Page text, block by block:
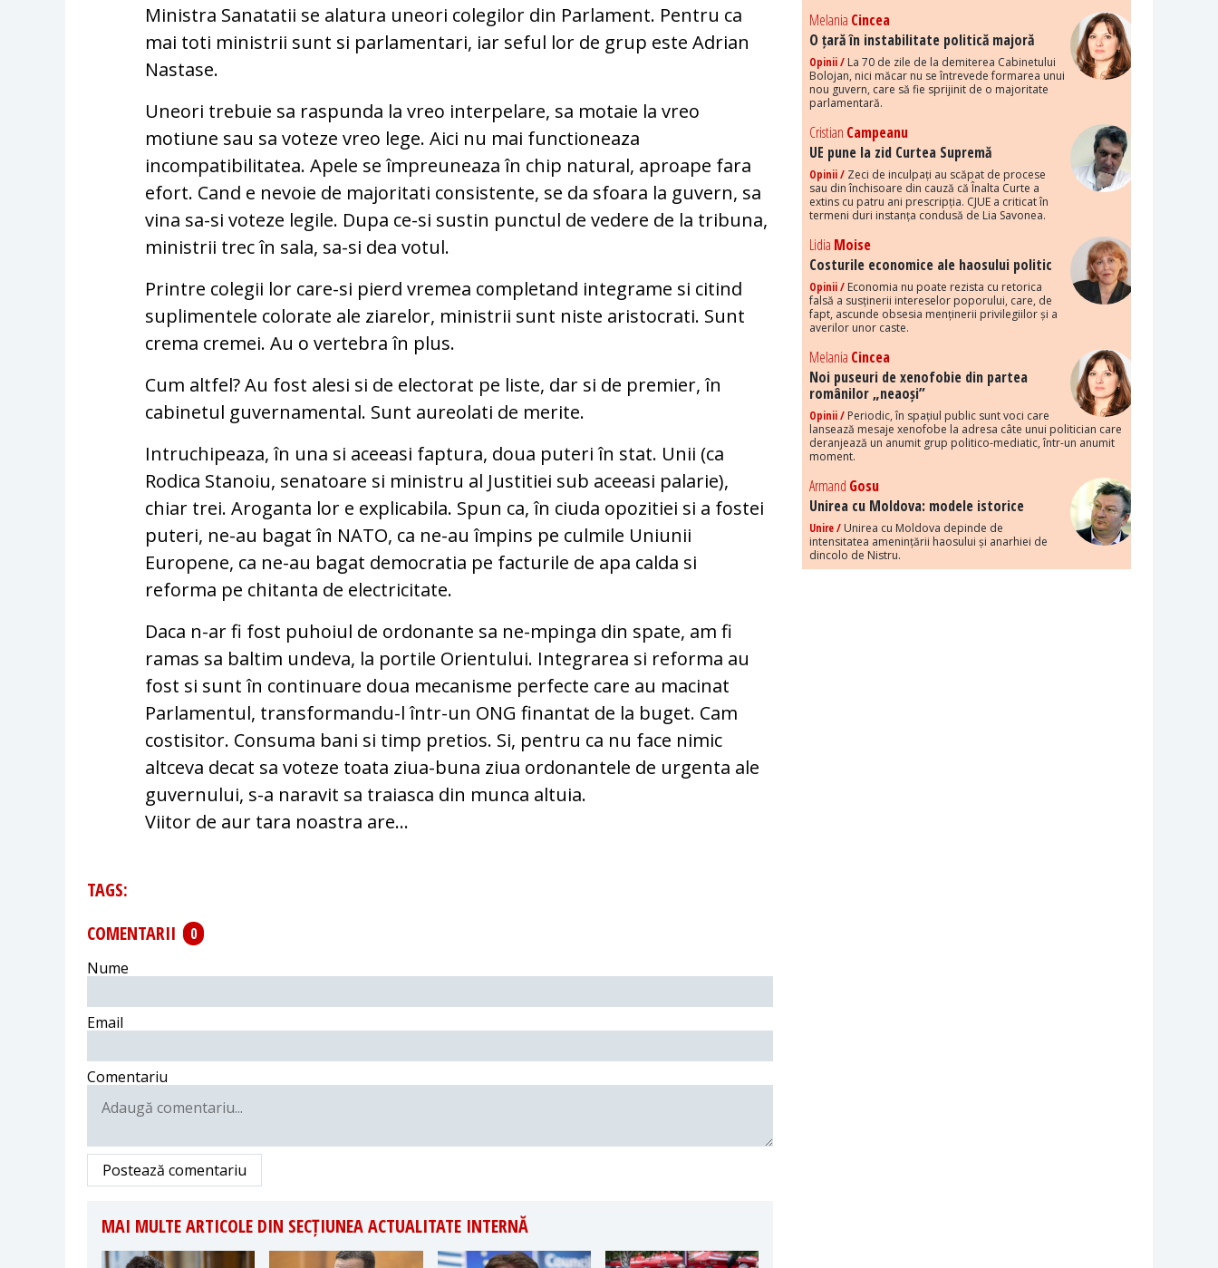
Ministra Sanatatii se alatura uneori colegilor din Parlament. Pentru ca
mai toti ministrii sunt si parlamentari, iar seful lor de grup este Adrian
Nastase.
Uneori trebuie sa raspunda la vreo interpelare, sa motaie la vreo
motiune sau sa voteze vreo lege. Aici nu mai functioneaza
incompatibilitatea. Apele se împreuneaza în chip natural, aproape fara
efort. Cand e nevoie de majoritati consistente, se da sfoara la guvern, sa
vina sa-si voteze legile. Dupa ce-si sustin punctul de vedere de la tribuna,
ministrii trec în sala, sa-si dea votul.
Printre colegii lor care-si pierd vremea completand integrame si citind
suplimentele colorate ale ziarelor, ministrii sunt niste aristocrati. Sunt
crema cremei. Au o vertebra în plus.
Cum altfel? Au fost alesi si de electorat pe liste, dar si de premier, în
cabinetul guvernamental. Sunt aureolati de merite.
Intruchipeaza, în una si aceeasi faptura, doua puteri în stat. Unii (ca
Rodica Stanoiu, senatoare si ministru al Justitiei sub aceeasi palarie),
chiar trei. Aroganta lor e explicabila. Spun ca, în ciuda opozitiei si a fostei
puteri, ne-au bagat în NATO, ca ne-au împins pe culmile Uniunii
Europene, ca ne-au bagat democratia pe facturile de apa calda si
reforma pe chitanta de electricitate.
Daca n-ar fi fost puhoiul de ordonante sa ne-mpinga din spate, am fi
ramas sa baltim undeva, la portile Orientului. Integrarea si reforma au
fost si sunt în continuare doua mecanisme perfecte care au macinat
Parlamentul, transformandu-l într-un ONG finantat de la buget. Cam
costisitor. Consuma bani si timp pretios. Si, pentru ca nu face nimic
altceva decat sa voteze toata ziua-buna ziua ordonantele de urgenta ale
guvernului, s-a naravit sa traiasca din munca altuia.
Viitor de aur tara noastra are...
TAGS:
COMENTARII
0
Nume
Email
Comentariu
Postează comentariu
MAI MULTE ARTICOLE DIN SECȚIUNEA ACTUALITATE INTERNĂ
Melania Cincea
O țară în instabilitate politică majoră
Opinii / La 70 de zile de la demiterea Cabinetului
Bolojan, nici măcar nu se întrevede formarea unui
nou guvern, care să fie sprijinit de o majoritate
parlamentară.
Cristian Campeanu
UE pune la zid Curtea Supremă
Opinii / Zeci de inculpați au scăpat de procese
sau din închisoare din cauză că Înalta Curte a
extins cu patru ani prescripția. CJUE a criticat în
termeni duri instanța condusă de Lia Savonea.
Lidia Moise
Costurile economice ale haosului politic
Opinii / Economia nu poate rezista cu retorica
falsă a susținerii intereselor poporului, care, de
fapt, ascunde obsesia menținerii privilegiilor și a
averilor unor caste.
Melania Cincea
Noi puseuri de xenofobie din partea
românilor „neaoși”
Opinii / Periodic, în spațiul public sunt voci care
lansează mesaje xenofobe la adresa câte unui politician care
deranjează un anumit grup politico-mediatic, într-un anumit
moment.
Armand Gosu
Unirea cu Moldova: modele istorice
Unire / Unirea cu Moldova depinde de
intensitatea amenințării haosului și anarhiei de
dincolo de Nistru.